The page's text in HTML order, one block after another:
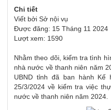
Chi tiết
Viết bởi Sở nội vụ
Được đăng: 15 Tháng 11 2024
Lượt xem: 1590
Nhằm theo dõi, kiểm tra tình
nhà nước về thanh niên năm
UBND tỉnh đã ban hành Kế
25/3/2024 về kiểm tra việc
nước về thanh niên năm 2024.